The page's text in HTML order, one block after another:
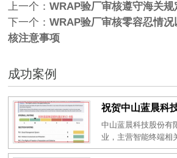
上一个：WRAP验厂审核遵守海关
下一个：WRAP验厂审核零容忍情
核注意事项
成功案例
中山蓝晨科技股份有
业，主营智能终端相